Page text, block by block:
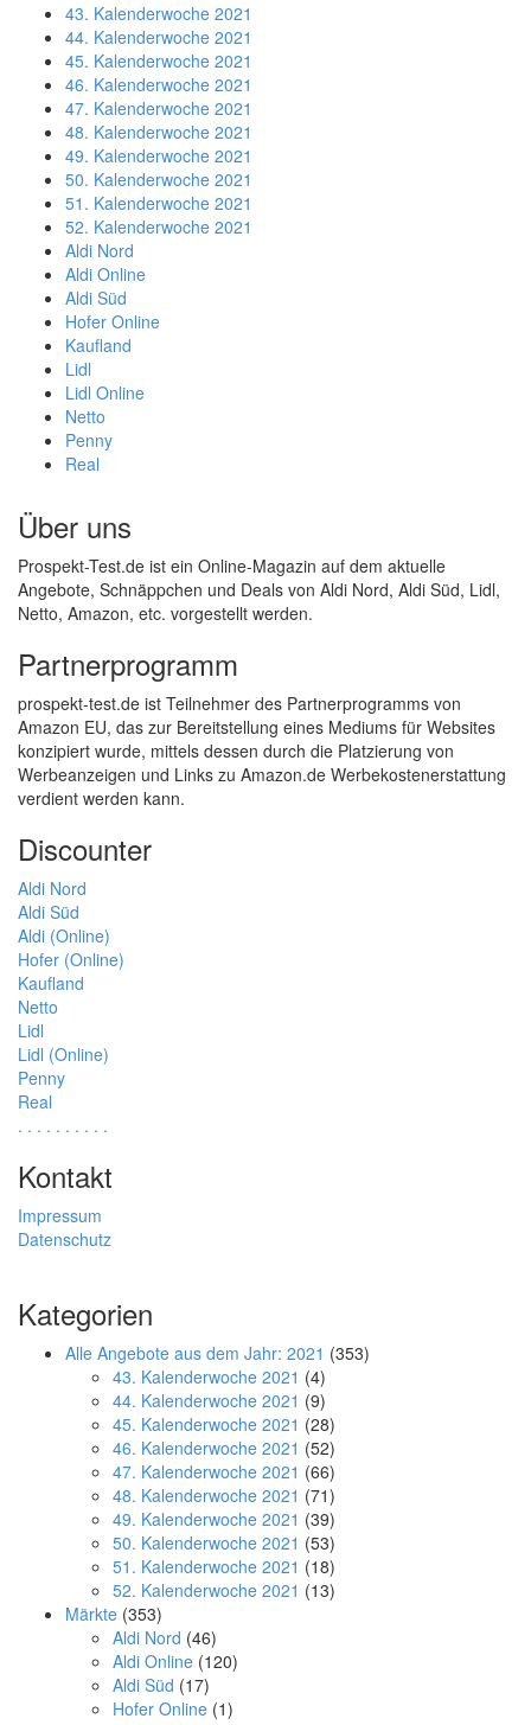
43. Kalenderwoche 2021
44. Kalenderwoche 2021
45. Kalenderwoche 2021
46. Kalenderwoche 2021
47. Kalenderwoche 2021
48. Kalenderwoche 2021
49. Kalenderwoche 2021
50. Kalenderwoche 2021
51. Kalenderwoche 2021
52. Kalenderwoche 2021
Aldi Nord
Aldi Online
Aldi Süd
Hofer Online
Kaufland
Lidl
Lidl Online
Netto
Penny
Real
Über uns
Prospekt-Test.de ist ein Online-Magazin auf dem aktuelle
Angebote, Schnäppchen und Deals von Aldi Nord, Aldi Süd, Lidl,
Netto, Amazon, etc. vorgestellt werden.
Partnerprogramm
prospekt-test.de ist Teilnehmer des Partnerprogramms von
Amazon EU, das zur Bereitstellung eines Mediums für Websites
konzipiert wurde, mittels dessen durch die Platzierung von
Werbeanzeigen und Links zu Amazon.de Werbekostenerstattung
verdient werden kann.
Discounter
Aldi Nord
Aldi Süd
Aldi (Online)
Hofer (Online)
Kaufland
Netto
Lidl
Lidl (Online)
Penny
Real
. . . . . . . . . .
Kontakt
Impressum
Datenschutz
Kategorien
Alle Angebote aus dem Jahr: 2021 (353)
43. Kalenderwoche 2021 (4)
44. Kalenderwoche 2021 (9)
45. Kalenderwoche 2021 (28)
46. Kalenderwoche 2021 (52)
47. Kalenderwoche 2021 (66)
48. Kalenderwoche 2021 (71)
49. Kalenderwoche 2021 (39)
50. Kalenderwoche 2021 (53)
51. Kalenderwoche 2021 (18)
52. Kalenderwoche 2021 (13)
Märkte (353)
Aldi Nord (46)
Aldi Online (120)
Aldi Süd (17)
Hofer Online (1)